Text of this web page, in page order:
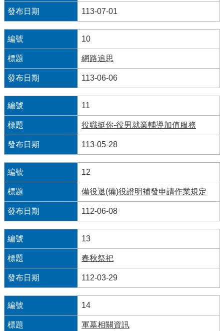
北
卡
政
府
網
站
資
料
開
放
宣
告
網
站
安
政
策
隱
私
權
保
護
政
聯
絡
113-07-01
10
網路追思
113-06-06
11
役職挺你-役男就業輔導加值服務
113-05-28
12
備役退(備)役證明補發申請作業規定
112-06-08
13
春秋祭祀
112-03-29
14
軍墓相關資訊